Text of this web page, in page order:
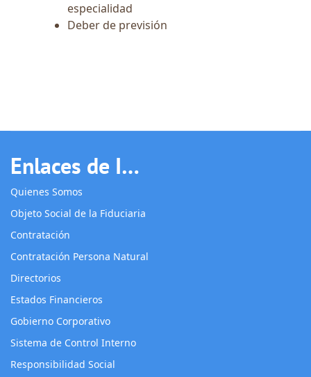
especialidad
Deber de previsión
Enlaces de Interés
Quienes Somos
Objeto Social de la Fiduciaria
Contratación
Contratación Persona Natural
Directorios
Estados Financieros
Gobierno Corporativo
Sistema de Control Interno
Responsibilidad Social